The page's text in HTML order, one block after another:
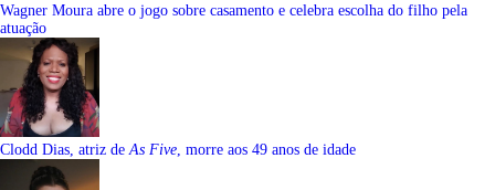
Wagner Moura abre o jogo sobre casamento e celebra escolha do filho pela
atuação
Clodd Dias, atriz de As Five , morre aos 49 anos de idade